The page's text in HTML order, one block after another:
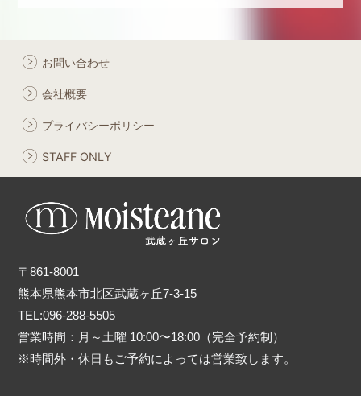
お問い合わせ
会社概要
プライバシーポリシー
STAFF ONLY
〒861-8001
熊本県熊本市北区武蔵ヶ丘7-3-15
TEL:096-288-5505
営業時間：月～土曜 10:00〜18:00（完全予約制）
※時間外・休日もご予約によっては営業致します。